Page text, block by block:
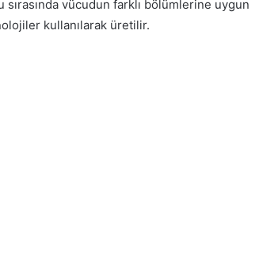
vücudun farklı bölümlerine uygun
kullanılarak üretilir.